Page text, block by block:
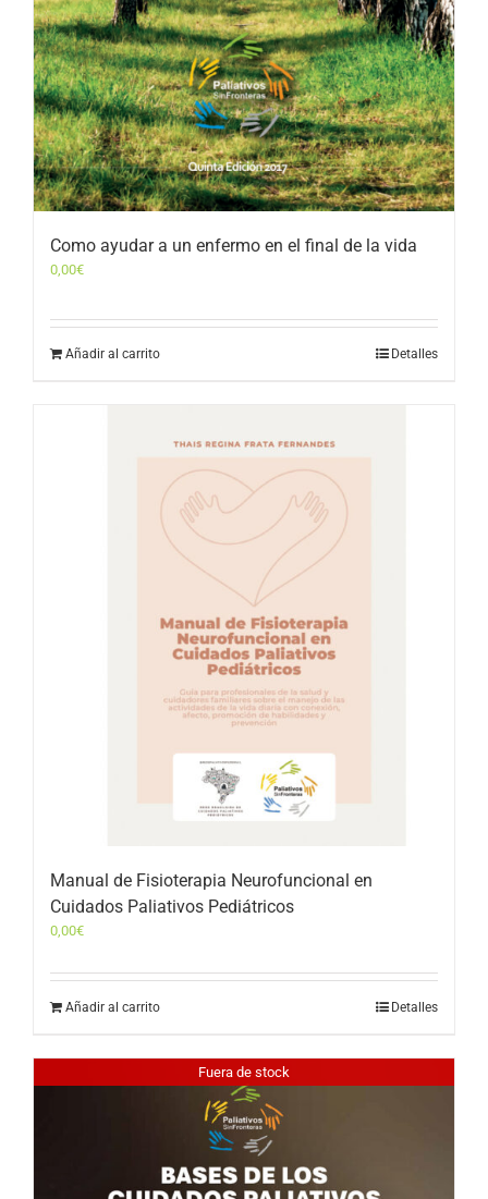
Como ayudar a un enfermo en el final de la vida
0,00€
Añadir al carrito Detalles
Manual de Fisioterapia Neurofuncional en
Cuidados Paliativos Pediátricos
0,00€
Añadir al carrito Detalles
Fuera de stock